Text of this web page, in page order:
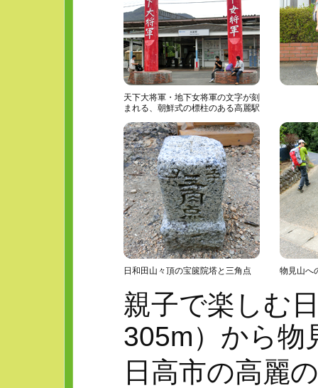
天下大将軍・地下女将軍の文字が刻
まれる、朝鮮式の標柱のある高麗駅
日和田山々頂の宝篋院塔と三角点 物見山へ
親子で楽しむ
305m）から物
日高市の高麗